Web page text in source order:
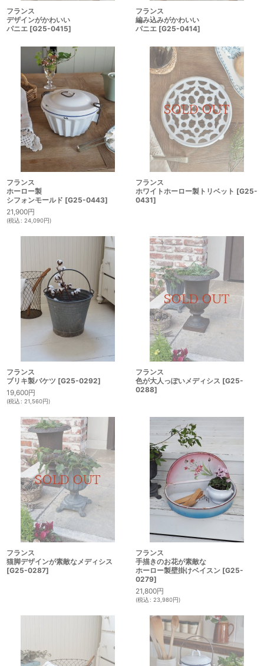
フランス
デザインがかわいい
パニエ [G25-0415]
フランス
編み込みがかわいい
パニエ [G25-0414]
フランス
ホーロー製
シフォンモールド [G25-0443]
21,900円
(税込: 24,090円)
フランス
ホワイトホーロー製トリベット [G25-
0431]
フランス
ブリキ製バケツ [G25-0292]
19,600円
(税込: 21,560円)
フランス
色が大人っぽいメディシス [G25-
0288]
フランス
猫脚デザインが素敵なメディシス
[G25-0287]
フランス
手描きのお花が素敵な
ホーロー製壁掛けベイスン [G25-
0279]
21,800円
(税込: 23,980円)